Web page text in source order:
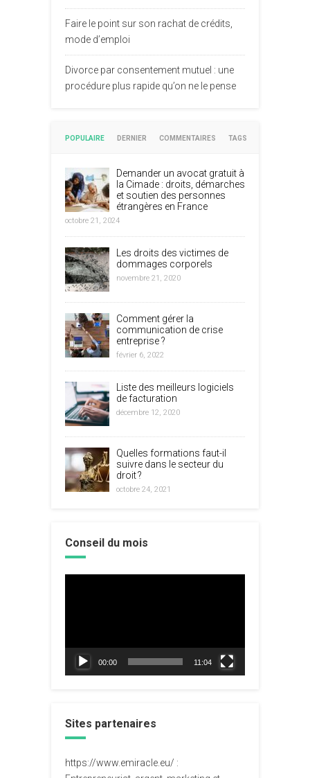
Faire le point sur son rachat de crédits,
mode d’emploi
Divorce par consentement mutuel : une
procédure plus rapide qu’on ne le pense
POPULAIRE DERNIER COMMENTAIRES TAGS
Demander un avocat gratuit à
la Cimade : droits, démarches
et soutien des personnes
étrangères en France
octobre 21, 2024
Les droits des victimes de
dommages corporels
novembre 21, 2020
Comment gérer la
communication de crise
entreprise ?
février 6, 2022
Liste des meilleurs logiciels
de facturation
décembre 12, 2020
Quelles formations faut-il
suivre dans le secteur du
droit ?
octobre 24, 2021
Conseil du mois
00:00 11:04
Sites partenaires
https://www.emiracle.eu/ :